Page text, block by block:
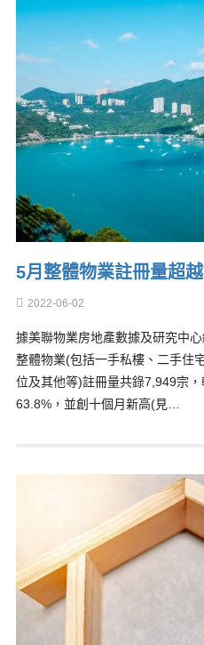
5月整體物業註冊量超
2022-06-02
據美聯物業房地產數據及研究中
整體物業(包括一手私樓、二手住
位及其他等)註冊量共錄7,949宗
63.8%，並創十個月新高(見…